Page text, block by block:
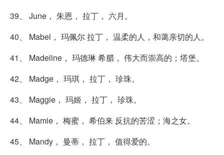
39、 June， 朱恩， 拉丁， 六月。
40、 Mabel， 玛佩尔 拉丁， 温柔的人，和蔼亲切的人。
41、 Madeline， 玛德琳 希腊， 伟大而崇高的；塔堡。
42、 Madge， 玛琪， 拉丁， 珍珠。
43、 Maggie， 玛姬， 拉丁， 珍珠。
44、 Mamie， 梅蜜， 希伯来 反抗的苦涩；海之女。
45、 Mandy， 曼蒂， 拉丁， 值得爱的。